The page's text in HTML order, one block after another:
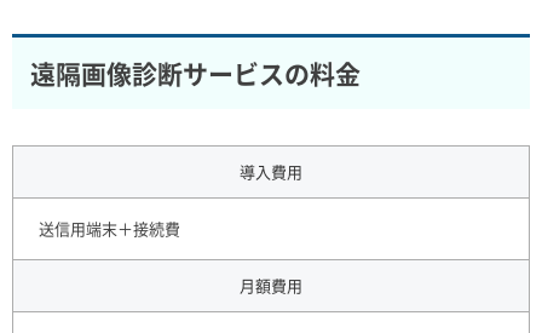
遠隔画像診断サービスの料金
導入費用
送信用端末＋接続費
月額費用